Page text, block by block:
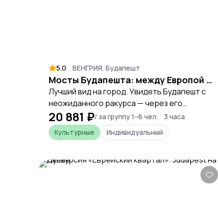
5.0 ВЕНГРИЯ, Будапешт
Мосты Будапешта: между Европой и Азией
Лучший вид на город. Увидеть Будапешт с
неожиданного ракурса — через его
величественные мосты, каждый из которых
хранит свою историю.
20 881 ₽/ за группу 1–6 чел.
3 часа
Культурные
Индивидуальный